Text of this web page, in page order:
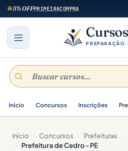
5% OFFPRIMEIRACOMPRA
Cursos
PREPARAÇÃO
Início Concursos Inscrições
Início › Concursos › Prefeituras ›
›
Prefeitura de Cedro - PE